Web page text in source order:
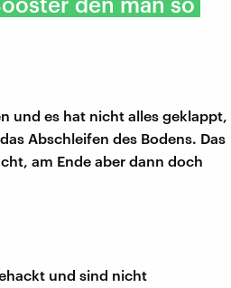
und es hat nicht alles geklappt,
Abschleifen des Bodens. Das
am Ende aber dann doch
und sind nicht